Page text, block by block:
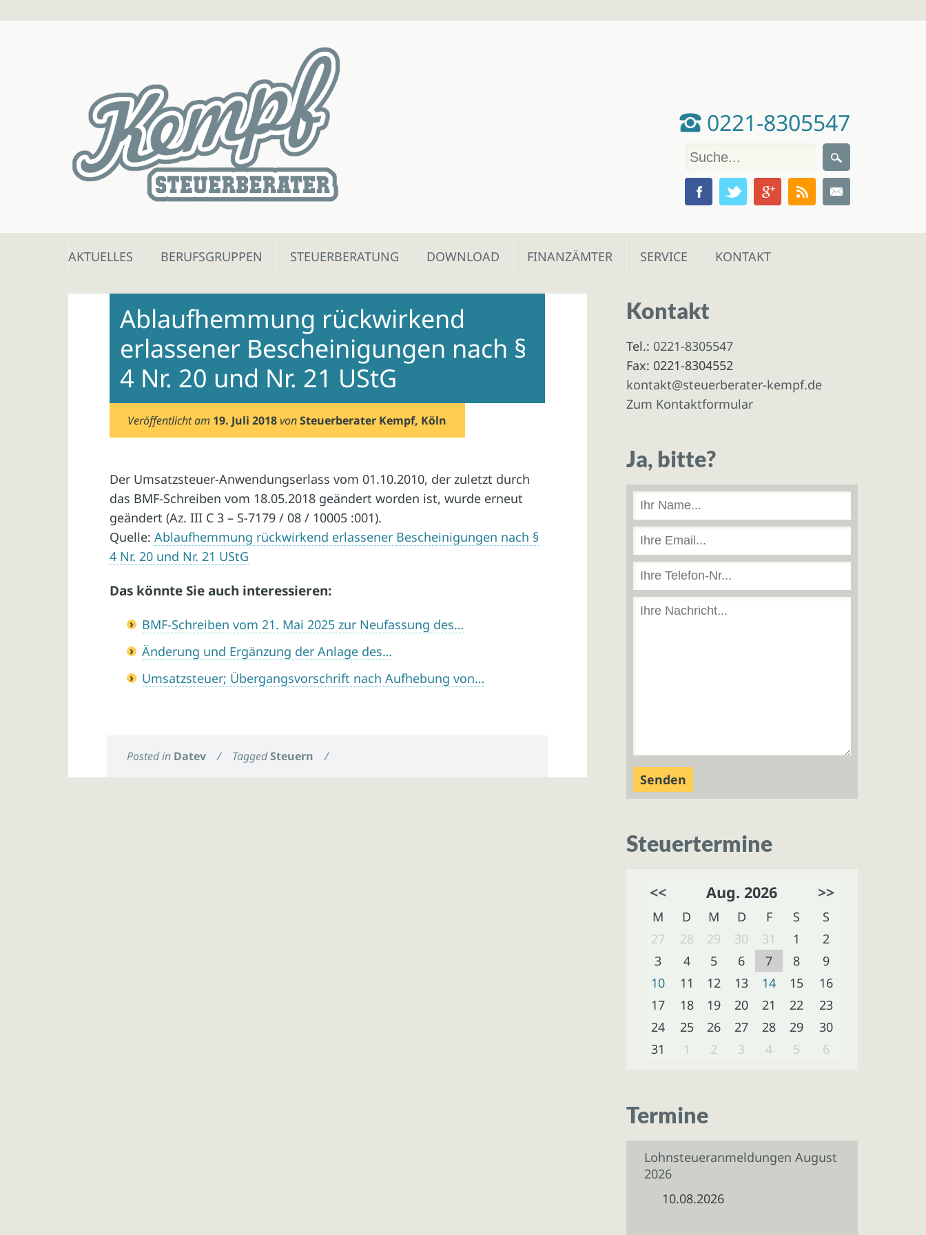
0221-8305547
Skip
AKTUELLES BERUFSGRUPPEN STEUERBERATUNG DOWNLOAD FINANZÄMTER SERVICE KONTAKT
Ablaufhemmung rückwirkend
erlassener Bescheinigungen nach §
4 Nr. 20 und Nr. 21 UStG
Veröffentlicht am 19. Juli 2018 vonSteuerberater Kempf, Köln
Der Umsatzsteuer-Anwendungserlass vom 01.10.2010, der zuletzt durch
das BMF-Schreiben vom 18.05.2018 geändert worden ist, wurde erneut
geändert (Az. III C 3 – S-7179 / 08 / 10005 :001).
Quelle:Ablaufhemmung rückwirkend erlassener Bescheinigungen nach §
4 Nr. 20 und Nr. 21 UStG
Das könnte Sie auch interessieren:
BMF-Schreiben vom 21. Mai 2025 zur Neufassung des…
Änderung und Ergänzung der Anlage des…
Umsatzsteuer; Übergangsvorschrift nach Aufhebung von…
Posted in Datev / TaggedSteuern /
Kontakt
Tel.: 0221-8305547
Fax: 0221-8304552
kontakt@steuerberater-kempf.de
Zum Kontaktformular
Ja, bitte?
Steuertermine
<< Aug. 2026 >>
M D M D F S
S
27
28 29 30 31 1
2
3
4 5 6 7 8
9
10
11 12 13 14 15
16
17
18 19 20 21 22
23
24
25 26 27 28 29
30
31
1 2 3 4 5 6
Termine
Lohnsteueranmeldungen August
2026
10.08.2026